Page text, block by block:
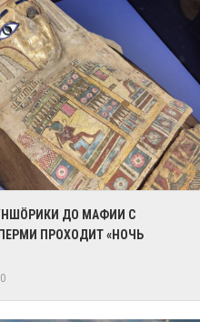
ДО МАФИИ С
ПРОХОДИТ «НОЧЬ